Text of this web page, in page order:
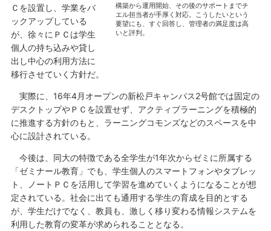
構築から運用開始、その後のサポートまでチ
エル担当者が手厚く対応。こうしたいという
要望にも、すぐ回答し、管理者の満足度は高
いと評判。
Ｃを設置し、学業をバ
ックアップしている
が、徐々にＰＣは学生
個人の持ち込みや貸し
出し中心の利用方法に
移行させていく方針だ。
実際に、16年4月オープンの新松戸キャンパス2号館では固定の
デスクトップやＰＣを設置せず、アクティブラーニングを積極的
に推進する方針のもと、ラーニングコモンズなどのスペースを中
心に設計されている。
今後は、同大の特徴である全学生が1年次からゼミに所属する
「ゼミナール教育」でも、学生個人のスマートフォンやタブレッ
ト、ノートＰＣを活用して学習を進めていくようになることが想
定されている。社会に出ても通用する学生の育成を目的とする
が、学生だけでなく、教員も、激しく移り変わる情報システムを
利用した教育の変革が求められることとなる。